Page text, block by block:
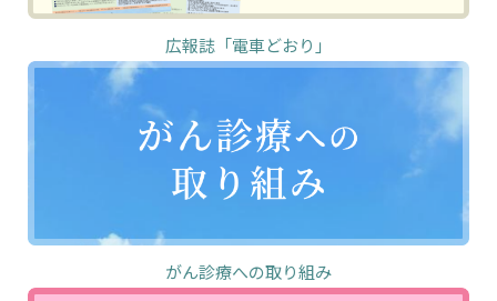
広報誌「電車どおり」
がん診療への取り組み